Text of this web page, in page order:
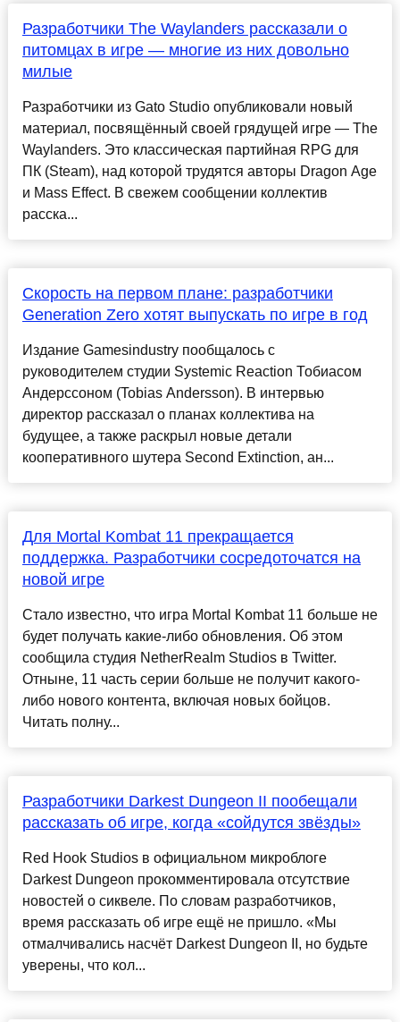
Разработчики The Waylanders рассказали о
питомцах в игре — многие из них довольно
милые
Разработчики из Gato Studio опубликовали новый
материал, посвящённый своей грядущей игре — The
Waylanders. Это классическая партийная RPG для
ПК (Steam), над которой трудятся авторы Dragon Age
и Mass Effect. В свежем сообщении коллектив
расска...
Скорость на первом плане: разработчики
Generation Zero хотят выпускать по игре в год
Издание Gamesindustry пообщалось с
руководителем студии Systemic Reaction Тобиасом
Андерссоном (Tobias Andersson). В интервью
директор рассказал о планах коллектива на
будущее, а также раскрыл новые детали
кооперативного шутера Second Extinction, ан...
Для Mortal Kombat 11 прекращается
поддержка. Разработчики сосредоточатся на
новой игре
Стало известно, что игра Mortal Kombat 11 больше не
будет получать какие-либо обновления. Об этом
сообщила студия NetherRealm Studios в Twitter.
Отныне, 11 часть серии больше не получит какого-
либо нового контента, включая новых бойцов.
Читать полну...
Разработчики Darkest Dungeon II пообещали
рассказать об игре, когда «сойдутся звёзды»
Red Hook Studios в официальном микроблоге
Darkest Dungeon прокомментировала отсутствие
новостей о сиквеле. По словам разработчиков,
время рассказать об игре ещё не пришло. «Мы
отмалчивались насчёт Darkest Dungeon II, но будьте
уверены, что кол...